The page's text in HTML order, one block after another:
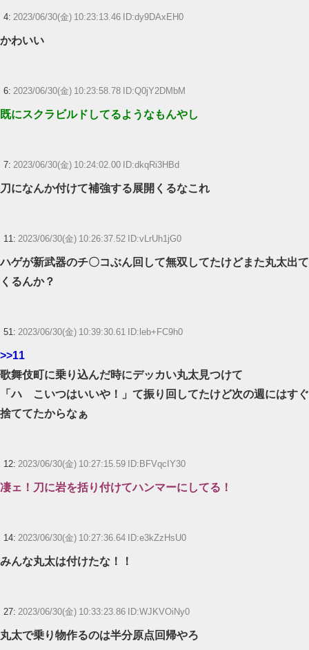
4: 2023/06/30(金) 10:23:13.46 ID:dy9DAxEH0
かわいい
6: 2023/06/30(金) 10:23:58.78 ID:Q0jY2DMbM
既にスクラビルドしてるようなもんやし
7: 2023/06/30(金) 10:24:02.00 ID:dkqRi3HBd
刀になんか付けて補強する展開くるなこれ
11: 2023/06/30(金) 10:26:37.52 ID:vLrUh1jG0
ハゲが新武器のチ〇コぶん回して無双してたけどまた丸太出て
くるんか？
51: 2023/06/30(金) 10:39:30.61 ID:leb+FC9h0
>>11
歌舞伎町に乗り込んだ時にデッカい丸太見つけて
「ハ こいつはいいや！」て振り回してたけど次の週にはすぐ
捨ててたからなぁ
12: 2023/06/30(金) 10:27:15.59 ID:BFVqcIY30
凄ェ！刀に岩を括り付けてハンマーにしてる！
14: 2023/06/30(金) 10:27:36.64 ID:e3kZzHsU0
みんな丸太は付けたな！！
27: 2023/06/30(金) 10:33:23.86 ID:WJKVOiNy0
丸太で乗り物作るのは半分原点回帰やろ